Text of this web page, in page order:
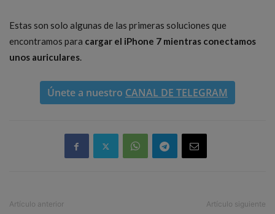
Estas son solo algunas de las primeras soluciones que
encontramos para cargar el iPhone 7 mientras conectamos
unos auriculares.
Únete a nuestro CANAL DE TELEGRAM
Artículo anterior Artículo siguiente